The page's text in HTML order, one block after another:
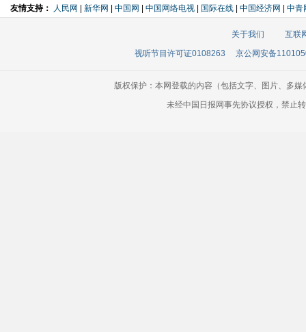
友情支持： 人民网 | 新华网 | 中国网 | 中国网络电视 | 国际在线 | 中国经济网 | 中青
关于我们
互联
视听节目许可证0108263
京公网安备
版权保护：本网登载的内容（包括文字、图片、多
未经中国日报网事先协议授权，禁止